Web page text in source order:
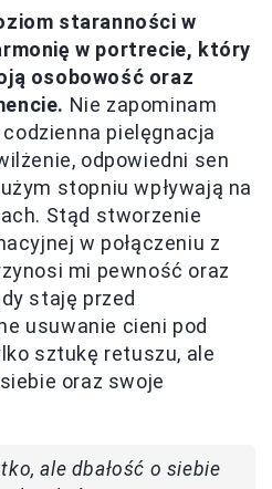
staranności w
w portrecie, który
osobowość oraz
Nie zapominam
pielęgnacja
odpowiedni sen
stopniu wpływają na
Stąd stworzenie
w połączeniu z
mi pewność oraz
staję przed
usuwanie cieni pod
sztukę retuszu, ale
oraz swoje
ale dbałość o siebie